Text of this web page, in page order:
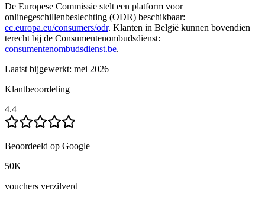
De Europese Commissie stelt een platform voor
onlinegeschillenbeslechting (ODR) beschikbaar:
ec.europa.eu/consumers/odr. Klanten in België kunnen bovendien
terecht bij de Consumentenombudsdienst:
consumentenombudsdienst.be.
Laatst bijgewerkt: mei 2026
Klantbeoordeling
4.4
Beoordeeld op Google
50K+
vouchers verzilverd